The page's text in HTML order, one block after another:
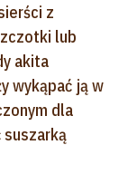
z
lub
akita
wykąpać ją w
dla
suszarką